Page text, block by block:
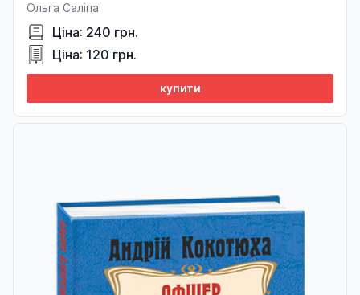
Ольга Саліпа
Ціна: 240 грн.
Ціна: 120 грн.
купити